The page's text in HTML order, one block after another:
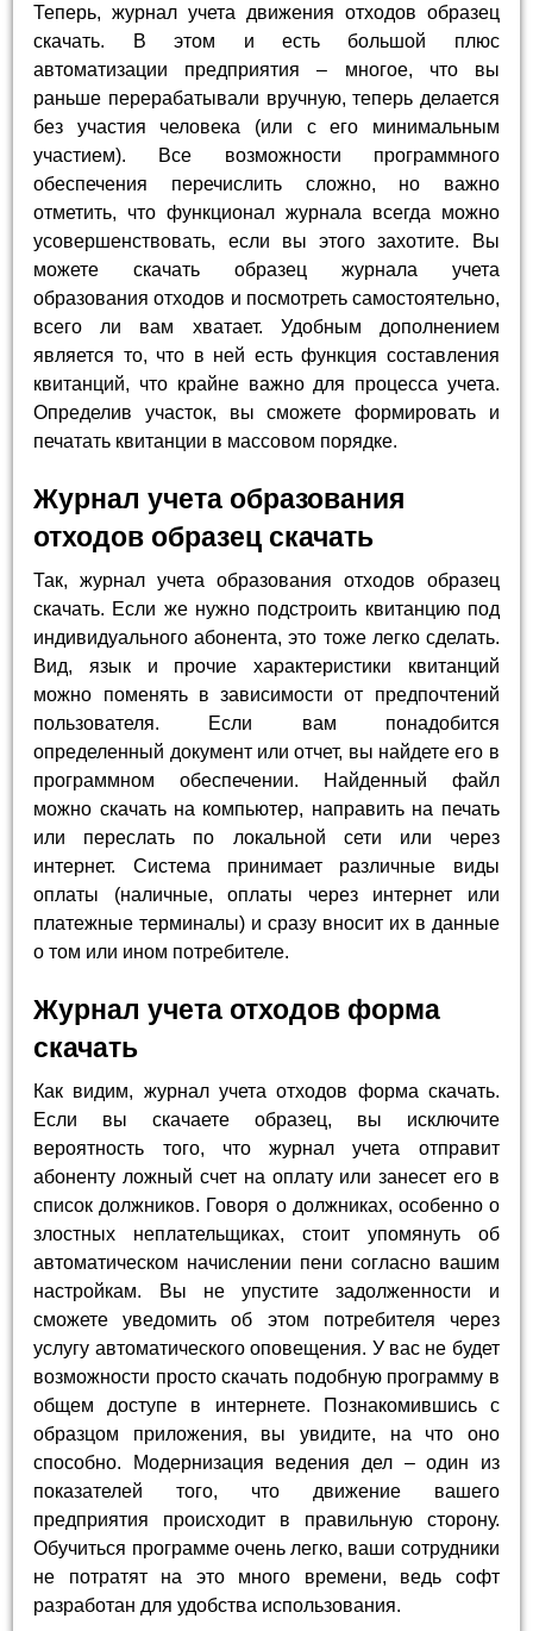
Теперь, журнал учета движения отходов образец
скачать. В этом и есть большой плюс
автоматизации предприятия – многое, что вы
раньше перерабатывали вручную, теперь делается
без участия человека (или с его минимальным
участием). Все возможности программного
обеспечения перечислить сложно, но важно
отметить, что функционал журнала всегда можно
усовершенствовать, если вы этого захотите. Вы
можете скачать образец журнала учета
образования отходов и посмотреть самостоятельно,
всего ли вам хватает. Удобным дополнением
является то, что в ней есть функция составления
квитанций, что крайне важно для процесса учета.
Определив участок, вы сможете формировать и
печатать квитанции в массовом порядке.
Журнал учета образования
отходов образец скачать
Так, журнал учета образования отходов образец
скачать. Если же нужно подстроить квитанцию под
индивидуального абонента, это тоже легко сделать.
Вид, язык и прочие характеристики квитанций
можно поменять в зависимости от предпочтений
пользователя. Если вам понадобится
определенный документ или отчет, вы найдете его в
программном обеспечении. Найденный файл
можно скачать на компьютер, направить на печать
или переслать по локальной сети или через
интернет. Система принимает различные виды
оплаты (наличные, оплаты через интернет или
платежные терминалы) и сразу вносит их в данные
о том или ином потребителе.
Журнал учета отходов форма
скачать
Как видим, журнал учета отходов форма скачать.
Если вы скачаете образец, вы исключите
вероятность того, что журнал учета отправит
абоненту ложный счет на оплату или занесет его в
список должников. Говоря о должниках, особенно о
злостных неплательщиках, стоит упомянуть об
автоматическом начислении пени согласно вашим
настройкам. Вы не упустите задолженности и
сможете уведомить об этом потребителя через
услугу автоматического оповещения. У вас не будет
возможности просто скачать подобную программу в
общем доступе в интернете. Познакомившись с
образцом приложения, вы увидите, на что оно
способно. Модернизация ведения дел – один из
показателей того, что движение вашего
предприятия происходит в правильную сторону.
Обучиться программе очень легко, ваши сотрудники
не потратят на это много времени, ведь софт
разработан для удобства использования.